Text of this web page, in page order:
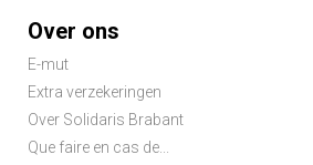
Footer
menu
Over ons
E-mut
Extra verzekeringen
Over Solidaris Brabant
Que faire en cas de...